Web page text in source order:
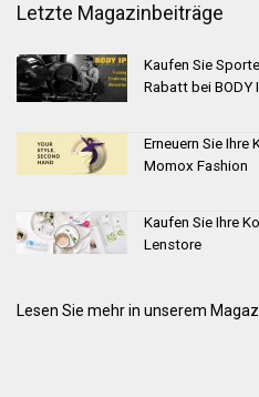
Letzte Magazinbeiträge
Kaufen Sie
Rabatt bei BODY
Erneuern Sie
Momox Fashion
Kaufen Sie Ihre
Lenstore
Lesen Sie mehr in unserem